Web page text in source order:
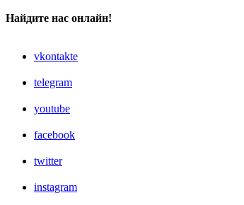
Найдите нас онлайн!
vkontakte
telegram
youtube
facebook
twitter
instagram